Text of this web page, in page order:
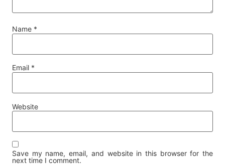
Name *
Email *
Website
Save my name, email, and website in this browser for the
next time I comment.